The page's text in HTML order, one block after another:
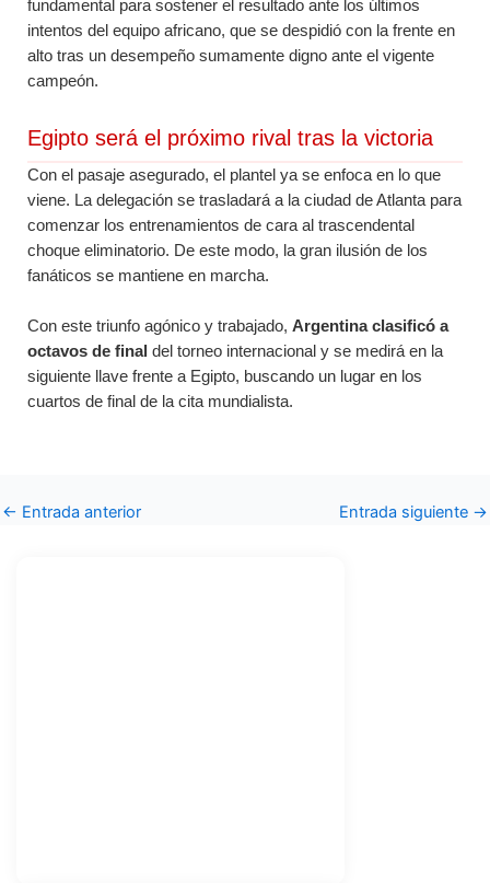
fundamental para sostener el resultado ante los últimos
intentos del equipo africano, que se despidió con la frente en
alto tras un desempeño sumamente digno ante el vigente
campeón.
Egipto será el próximo rival tras la victoria
Con el pasaje asegurado, el plantel ya se enfoca en lo que
viene. La delegación se trasladará a la ciudad de Atlanta para
comenzar los entrenamientos de cara al trascendental
choque eliminatorio. De este modo, la gran ilusión de los
fanáticos se mantiene en marcha.
Con este triunfo agónico y trabajado, Argentina clasificó a
octavos de final del torneo internacional y se medirá en la
siguiente llave frente a Egipto, buscando un lugar en los
cuartos de final de la cita mundialista.
← Entrada anterior Entrada siguiente →